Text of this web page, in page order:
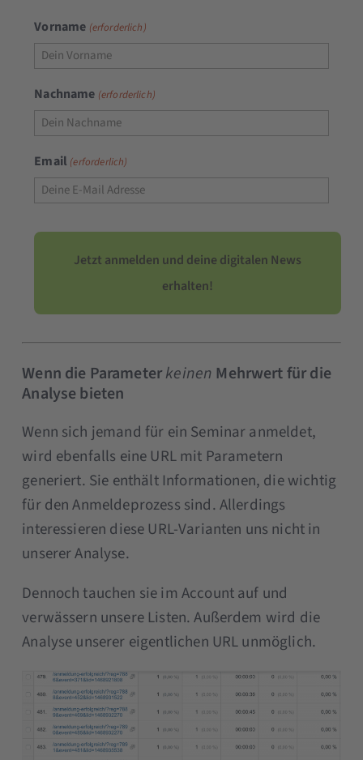
Vorname (erforderlich)
Nachname (erforderlich)
Email (erforderlich)
Wenn die Parameterkeinen Mehrwert für die
Analyse bieten
Wenn sich jemand für ein Seminar anmeldet,
wird ebenfalls eine URL mit Parametern
generiert. Sie enthält Informationen, die wichtig
für den Anmeldeprozess sind. Allerdings
interessieren diese URL-Varianten uns nicht in
unserer Analyse.
Dennoch tauchen sie im Account auf und
verwässern unsere Listen. Außerdem wird die
Analyse unserer eigentlichen URL unmöglich.